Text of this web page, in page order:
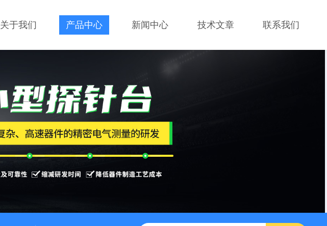
关于我们 产品中心 新闻中心 技术文章 联系我们